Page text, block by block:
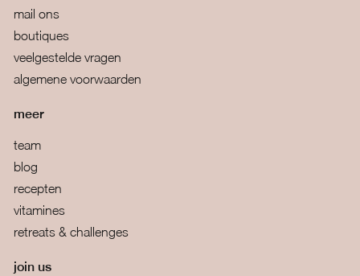
mail ons
boutiques
veelgestelde vragen
algemene voorwaarden
meer
team
blog
recepten
vitamines
retreats & challenges
join us